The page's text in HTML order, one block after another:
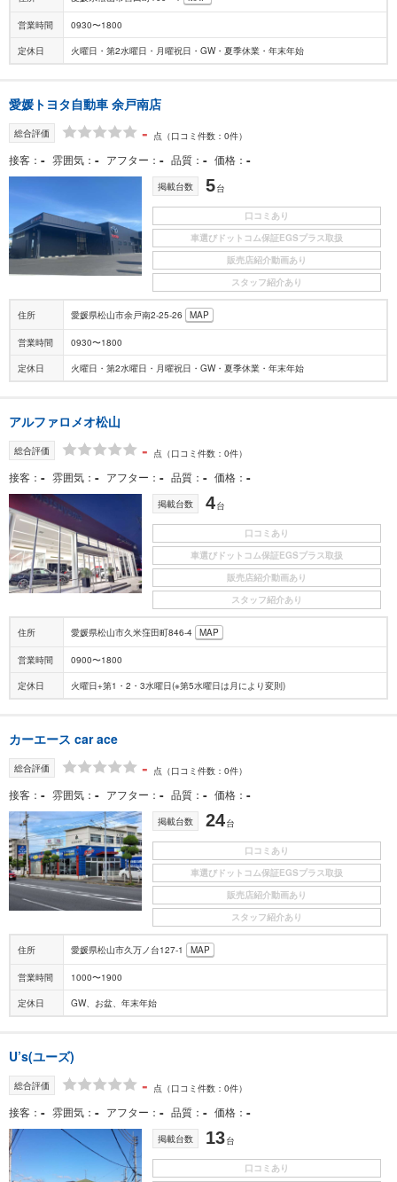
営業時間 0930〜1800
定休日 火曜日・第2水曜日・月曜祝日・GW・夏季休業・年末年始
愛媛トヨタ自動車 余戸南店
総合評価 - 点 （口コミ件数：0件）
接客 - 雰囲気 - アフター - 品質 - 価格 -
掲載台数 5台
口コミあり
車選びドットコム保証EGSプラス取扱
販売店紹介動画あり
スタッフ紹介あり
住所 愛媛県松山市余戸南2-25-26 MAP
営業時間 0930〜1800
定休日 火曜日・第2水曜日・月曜祝日・GW・夏季休業・年末年始
アルファロメオ松山
総合評価 - 点 （口コミ件数：0件）
接客 - 雰囲気 - アフター - 品質 - 価格 -
掲載台数 4台
口コミあり
車選びドットコム保証EGSプラス取扱
販売店紹介動画あり
スタッフ紹介あり
住所 愛媛県松山市久米窪田町846-4 MAP
営業時間 0900〜1800
定休日 火曜日+第1・2・3水曜日(※第5水曜日は月により変則)
カーエース car ace
総合評価 - 点 （口コミ件数：0件）
接客 - 雰囲気 - アフター - 品質 - 価格 -
掲載台数 24台
口コミあり
車選びドットコム保証EGSプラス取扱
販売店紹介動画あり
スタッフ紹介あり
住所 愛媛県松山市久万ノ台127-1 MAP
営業時間 1000〜1900
定休日 GW、お盆、年末年始
U’s(ユーズ)
総合評価 - 点 （口コミ件数：0件）
接客 - 雰囲気 - アフター - 品質 - 価格 -
掲載台数 13台
口コミあり